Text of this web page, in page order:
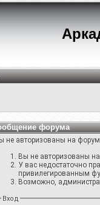
форума
не авторизованы на
Вы не авторизованы
У вас недостаточно
привилегированным
Возможно,
Вход